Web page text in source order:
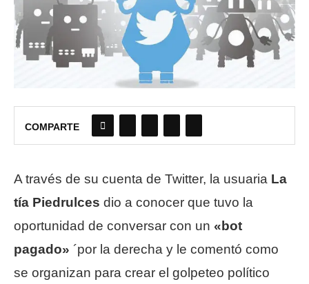
COMPARTE
A través de su cuenta de Twitter, la usuaria La
tía Piedrulces dio a conocer que tuvo la
oportunidad de conversar con un «bot
pagado» ´por la derecha y le comentó como
se organizan para crear el golpeteo político